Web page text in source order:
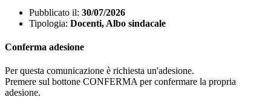
Pubblicato il: 30/07/2026
Tipologia: Docenti, Albo sindacale
Conferma adesione
Per questa comunicazione è richiesta un'adesione.
Premere sul bottone CONFERMA per confermare la propria
adesione.